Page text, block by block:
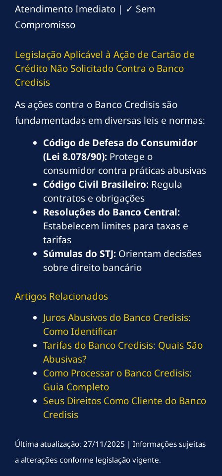
Atendimento Imediato | ✓ Sem
Compromisso
Legislação Aplicável à Ação de Cartão de
Crédito Não Solicitado Contra o Banco
Credisis
As ações contra o Banco Credisis são
fundamentadas em diversas leis e normas:
Código de Defesa do Consumidor
(Lei 8.078/90): Protege o
consumidor contra práticas abusivas
Código Civil Brasileiro: Regula
contratos e obrigações
Resoluções do Banco Central:
Estabelecem limites para taxas e
tarifas
Súmulas do STJ: Orientam decisões
sobre direito bancário
Artigos Relacionados
Juros Abusivos do Banco Credisis:
Como Identificar
Tarifas do Banco Credisis: Quais São
Abusivas?
Como Processar o Banco Credisis:
Guia Completo
Seus Direitos Como Cliente do Banco
Credisis
Última atualização: 27/11/2025 | Informações sujeitas
a alterações conforme legislação vigente.